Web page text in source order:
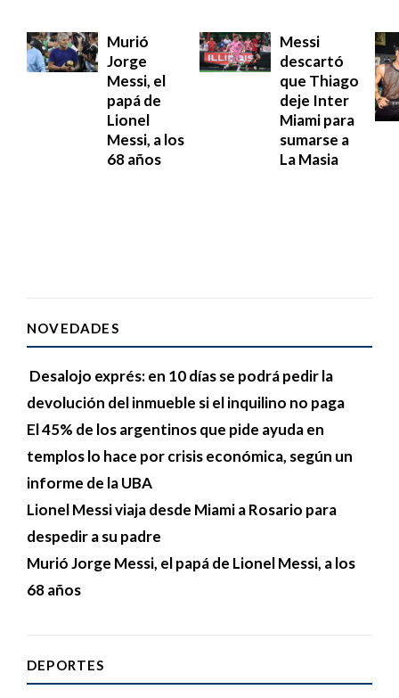
Murió
Jorge
Messi, el
papá de
Lionel
Messi, a los
68 años
Messi
descartó
que Thiago
deje Inter
Miami para
sumarse a
La Masia
NOVEDADES
Desalojo exprés: en 10 días se podrá pedir la
devolución del inmueble si el inquilino no paga
El 45% de los argentinos que pide ayuda en
templos lo hace por crisis económica, según un
informe de la UBA
Lionel Messi viaja desde Miami a Rosario para
despedir a su padre
Murió Jorge Messi, el papá de Lionel Messi, a los
68 años
DEPORTES